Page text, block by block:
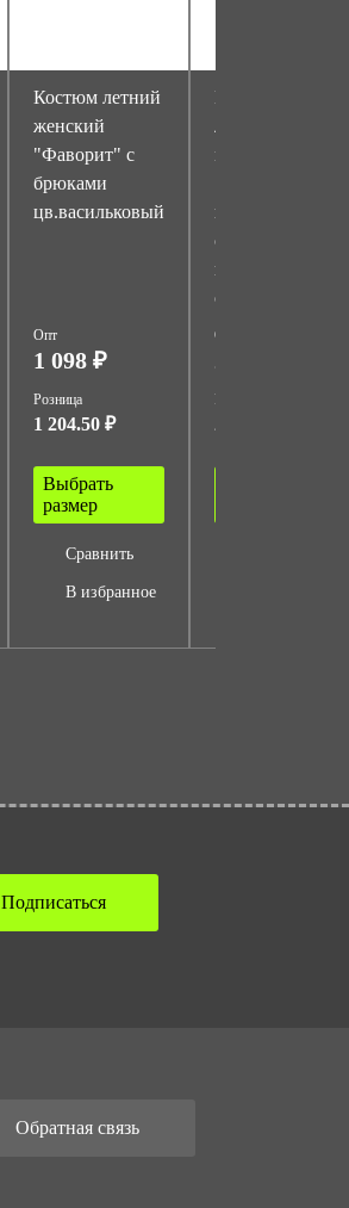
Костюм летний
женский
"Фаворит" с
брюками
цв.васильковый
Опт
1 098 ₽
Розница
1 204.50 ₽
Выбрать
размер
Сравнить
В избранное
Костюм
летний
мужской
п/к цв.синий
с
васильковой
отделкой
Опт
2 318 ₽
Розница
2 550 ₽
Подписаться
Обратная связь